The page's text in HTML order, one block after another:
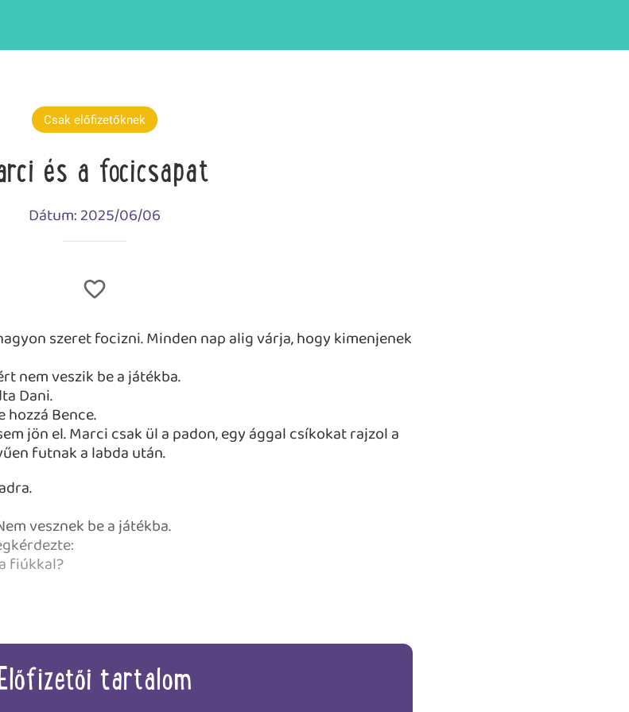
Csak előfizetőknek
és a focicsapat
Dátum: 2025/06/06
szeret focizni. Minden nap alig várja, hogy kimenjenek
nem veszik be a játékba.
Dani.
Bence.
jön el. Marci csak ül a padon, egy ággal csíkokat rajzol a
futnak a labda után.
vesznek be a játékba.
fiúkkal?
tartalom